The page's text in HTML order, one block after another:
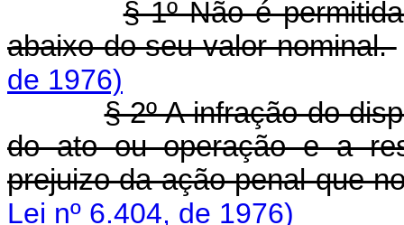
§ 1º Não é
abaixo do seu valor nominal.
de 1976)
§ 2º A infração do
do ato ou operação e a
prejuizo da ação penal que
Lei nº 6.404, de 1976)